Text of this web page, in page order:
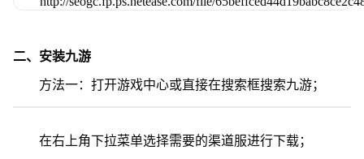
二、安装九游
方法一：打开游戏中心或直接在搜索框搜索九游；
在右上角下拉菜单选择需要的渠道服进行下载；